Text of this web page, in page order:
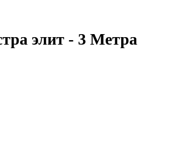
элит - 3 Метра